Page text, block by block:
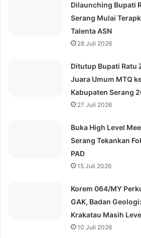
Dilaunching Bupati
Serang Mulai
Talenta ASN
28 Juli 2026
Ditutup Bupati Ratu
Juara Umum MTQ
Kabupaten Serang
27 Juli 2026
Buka High Level
Serang Tekankan
PAD
15 Juli 2026
Korem 064/MY
GAK, Badan
Krakatau Masih
10 Juli 2026